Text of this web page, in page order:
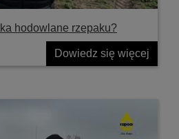
hodowlane rzepaku?
Dowiedz się więcej